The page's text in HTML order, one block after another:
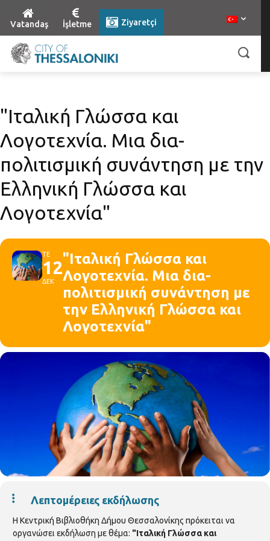
Vatandaş İşletme Ziyaretçi
"Ιταλική Γλώσσα και
Λογοτεχνία. Μια δια-
πολιτισμική συνάντηση με την
Ελληνική Γλώσσα και
Λογοτεχνία"
ΤΕ
12
ΔΕΚ
"Ιταλική Γλώσσα και
Λογοτεχνία. Μια δια-
πολιτισμική συνάντηση με
την Ελληνική Γλώσσα και
Λογοτεχνία"
Λεπτομέρειες εκδήλωσης
Η Κεντρική Βιβλιοθήκη Δήμου Θεσσαλονίκης πρόκειται να
οργανώσει εκδήλωση με θέμα: "Ιταλική Γλώσσα και